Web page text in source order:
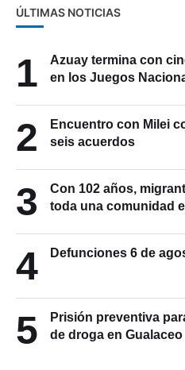
ÚLTIMAS NOTICIAS
1
Azuay termina con
en los Juegos
2
Encuentro con Milei
seis acuerdos
3
Con 102 años,
toda una comunidad
4 Defunciones 6 de
5
Prisión preventiva
de droga en Gualaceo